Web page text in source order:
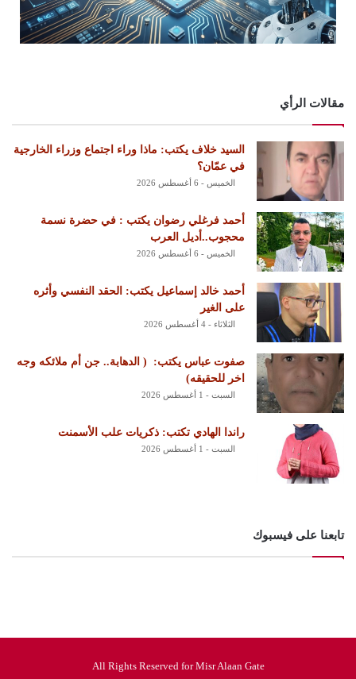
مقالات الرأي
السيد خلاف يكتب: ماذا وراء اجتماع وزراء الخارجية
في عمّان؟
الخميس - 6 أغسطس 2026
أحمد فرغلي رضوان يكتب : في حضرة نسمة
محجوب..أديل العرب
الخميس - 6 أغسطس 2026
أحمد خالد إسماعيل يكتب: الحقد النفسي وأثره
على الغير
الثلاثاء - 4 أغسطس 2026
‏صفوت عباس يكتب: ‏ ‏( الدهابة.. جن أم ملائكه وجه
اخر للحقيقه)
السبت - 1 أغسطس 2026
راندا الهادي تكتب: ذكريات علب الأسمنت
السبت - 1 أغسطس 2026
تابعنا على فيسبوك
All Rights Reserved for Misr Alaan Gate